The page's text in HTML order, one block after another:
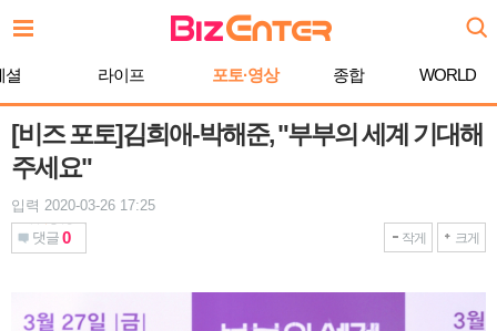
문
로
기
셜 라이프 포토·영상 종합 WORLD
[비즈 포토]김희애-박해준, "부부의 세계 기대해
주세요"
입력 2020-03-26 17:25
댓글 0 작게 크게